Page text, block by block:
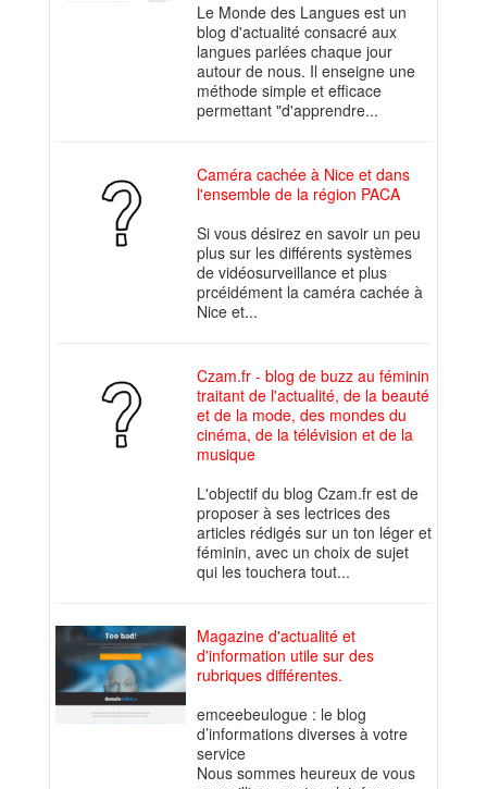
Le Monde des Langues est un
blog d'actualité consacré aux
langues parlées chaque jour
autour de nous. Il enseigne une
méthode simple et efficace
permettant "d'apprendre...
Caméra cachée à Nice et dans
l'ensemble de la région PACA
Si vous désirez en savoir un peu
plus sur les différents systèmes
de vidéosurveillance et plus
prcéidément la caméra cachée à
Nice et...
Czam.fr - blog de buzz au féminin
traitant de l'actualité, de la beauté
et de la mode, des mondes du
cinéma, de la télévision et de la
musique
L'objectif du blog Czam.fr est de
proposer à ses lectrices des
articles rédigés sur un ton léger et
féminin, avec un choix de sujet
qui les touchera tout...
Magazine d'actualité et
d'information utile sur des
rubriques différentes.
emceebeulogue : le blog
d’informations diverses à votre
service
Nous sommes heureux de vous